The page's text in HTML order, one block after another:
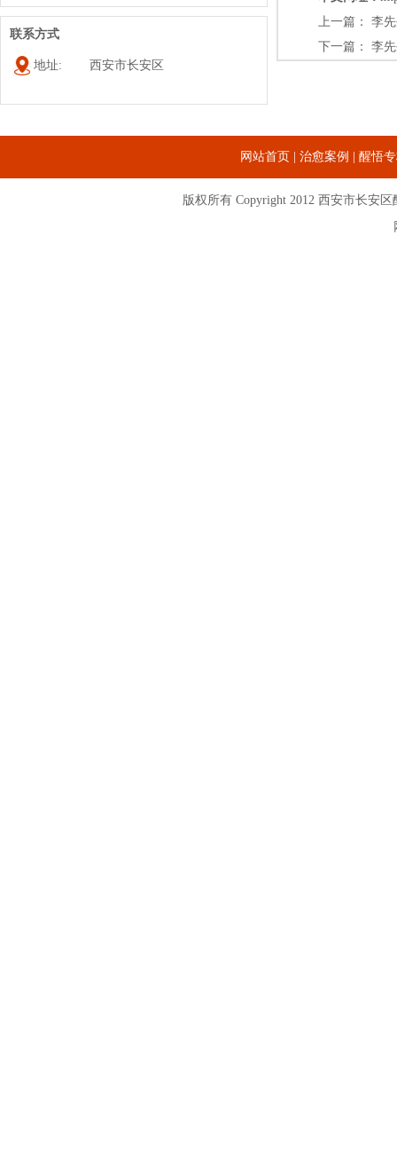
联系方式
地址: 西安市长安区
上一篇： 李
下一篇： 李
网站首页 治愈案例 醒悟
版权所有 Copyright 2012 西安市长安区